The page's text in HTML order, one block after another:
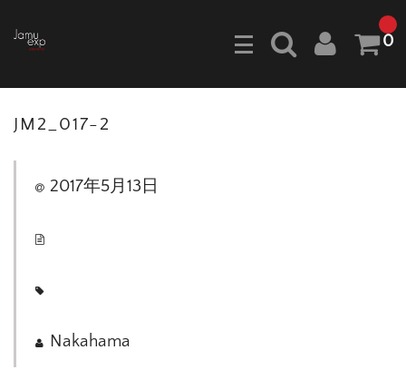
0
JM2_017-2
2017年5月13日
Nakahama